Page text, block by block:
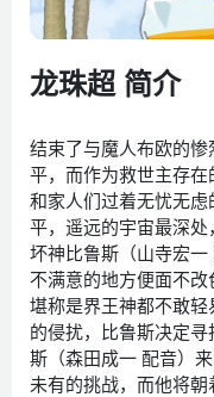
龙珠超 简介
结束了与魔人布欧的
平，而作为救世主存在
和家人们过着无忧无
平，遥远的宇宙最深
坏神比鲁斯（山寺宏
不满意的地方便面不改
堪称是界王神都不敢
的侵扰，比鲁斯决定
斯（森田成一 配音）
未有的挑战，而他将